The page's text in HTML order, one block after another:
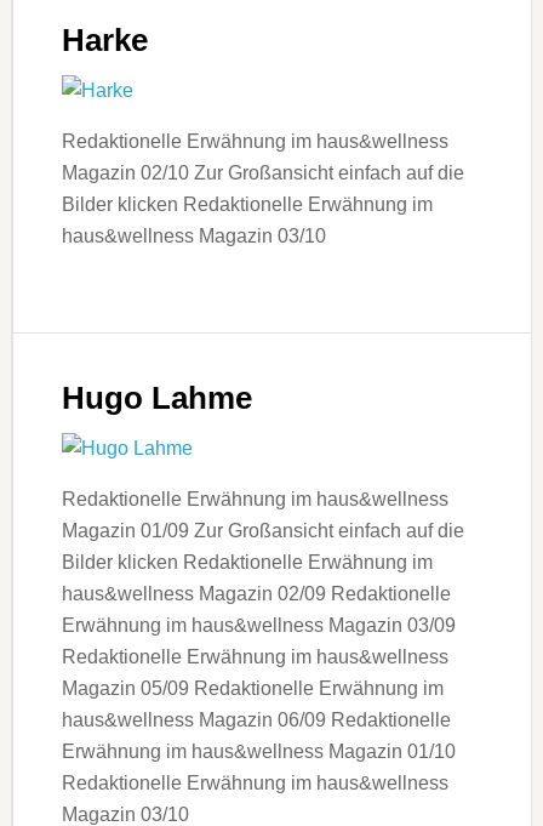
Harke
Redaktionelle Erwähnung im haus&wellness
Magazin 02/10 Zur Großansicht einfach auf die
Bilder klicken Redaktionelle Erwähnung im
haus&wellness Magazin 03/10
Hugo Lahme
Redaktionelle Erwähnung im haus&wellness
Magazin 01/09 Zur Großansicht einfach auf die
Bilder klicken Redaktionelle Erwähnung im
haus&wellness Magazin 02/09 Redaktionelle
Erwähnung im haus&wellness Magazin 03/09
Redaktionelle Erwähnung im haus&wellness
Magazin 05/09 Redaktionelle Erwähnung im
haus&wellness Magazin 06/09 Redaktionelle
Erwähnung im haus&wellness Magazin 01/10
Redaktionelle Erwähnung im haus&wellness
Magazin 03/10